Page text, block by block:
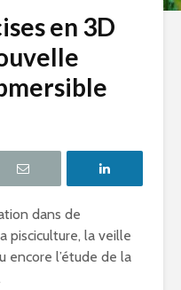
en 3D
dans de
pisciculture, la veille
encore l’étude de la